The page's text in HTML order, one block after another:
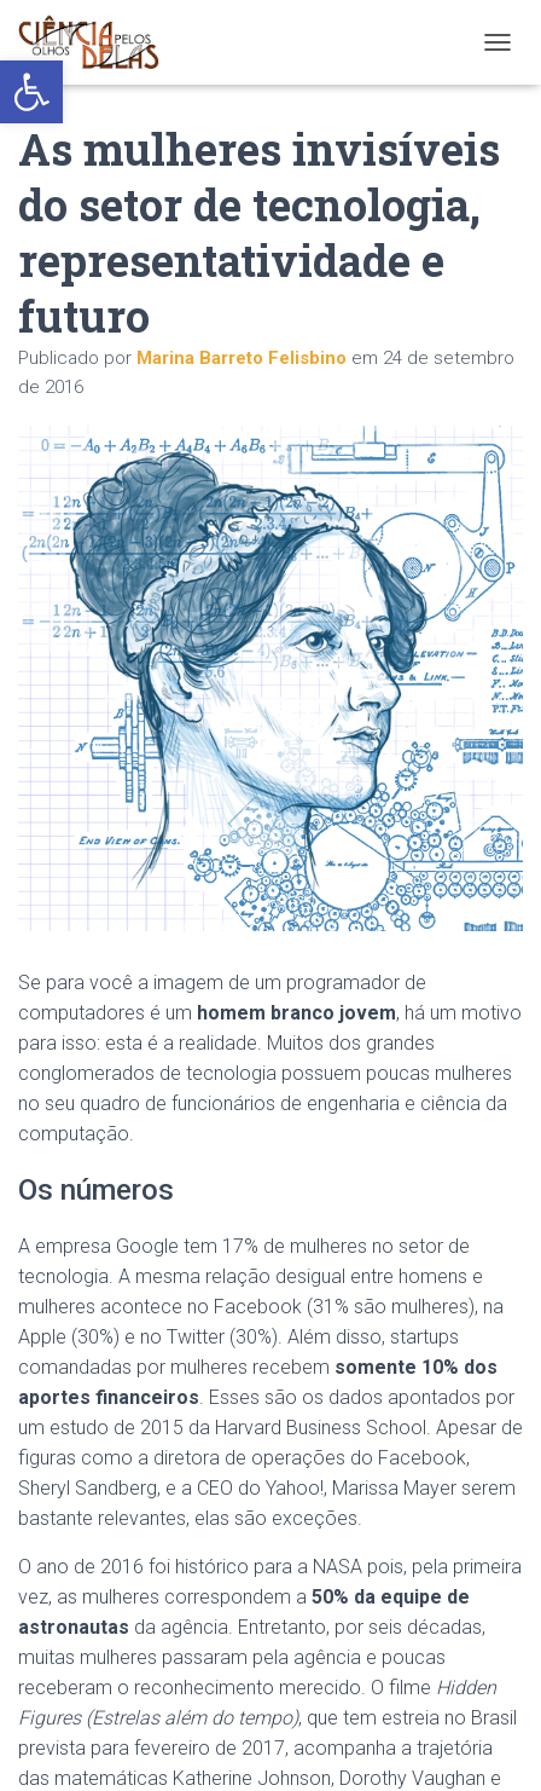
Abrir a barra de ferramentas
As mulheres invisíveis
do setor de tecnologia,
representatividade e
futuro
Publicado por Marina Barreto Felisbino em 24 de setembro
de 2016
Se para você a imagem de um programador de
computadores é um homem branco jovem, há um motivo
para isso: esta é a realidade. Muitos dos grandes
conglomerados de tecnologia possuem poucas mulheres
no seu quadro de funcionários de engenharia e ciência da
computação.
Os números
A empresa Google tem 17% de mulheres no setor de
tecnologia. A mesma relação desigual entre homens e
mulheres acontece no Facebook (31% são mulheres), na
Apple (30%) e no Twitter (30%). Além disso, startups
comandadas por mulheres recebem somente 10% dos
aportes financeiros. Esses são os dados apontados por
um estudo de 2015 da Harvard Business School. Apesar de
figuras como a diretora de operações do Facebook,
Sheryl Sandberg, e a CEO do Yahoo!, Marissa Mayer serem
bastante relevantes, elas são exceções.
O ano de 2016 foi histórico para a NASA pois, pela primeira
vez, as mulheres correspondem a 50% da equipe de
astronautas da agência. Entretanto, por seis décadas,
muitas mulheres passaram pela agência e poucas
receberam o reconhecimento merecido. O filme Hidden
Figures (Estrelas além do tempo), que tem estreia no Brasil
prevista para fevereiro de 2017, acompanha a trajetória
das matemáticas Katherine Johnson, Dorothy Vaughan e